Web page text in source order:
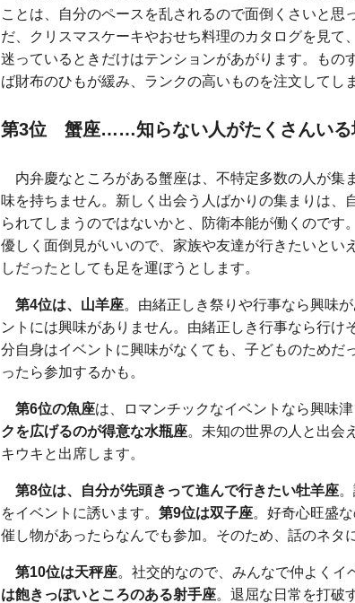
ことは、自分のペースを乱されるので面倒くさいと思
だ、クリスマスケーキやおせち料理のカタログを見て
迷っているときだけはテンションがあがります。もの
ば財布のひもが緩み、ランクの高いものを注文してし
第3位 蟹座……知らない人がたくさんいる
内弁慶なところがある蟹座は、不特定多数の人が集
味を持ちません。新しく出会う人ばかりの集まりは、
られてしまうのではないかと、防衛本能が働くのです
優しく面倒見がいいので、家族や友達が行きたいとい
しだったとしても足を運ぼうとします。
第4位は、山羊座。由緒正しき祭りや行事なら興味
ントには興味がありません。由緒正しき行事なら行け
分自身はイベントに興味がなくても、子どものためだ
ったら参加するかも。
第6位の魚座は、ロマンチックなイベントなら興味
クを広げるのが得意な水瓶座。未知の世界の人と出会
キウキと出席します。
第8位は、自分が先頭きって進んで行きたい牡羊座
をイベントに誘います。 第9位は双子座。好奇心旺盛
催し物があったらなんでも参加。そのため、話のネタ
第10位は天秤座。社交的なので、みんなで仲よくイ
は飽きっぽいところのある射手座。退屈な日常を打破